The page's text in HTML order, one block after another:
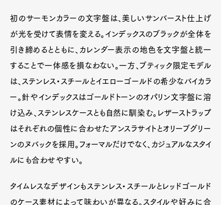
初のサーモンカラーの文字盤は、美しいサンバースト仕上げ
が光を受けて表情を変える。インデックスのブラックが全体を
引き締めるとともに、カレンダー表示の地色を文字盤と統一
することで一体感を損なわない。一方、ブティック限定モデル
は、ステンレス・スチールとイエローゴールドの希少なバイカラ
ー。針やインデックスはゴールドトーンのオパリン文字盤に溶
け込み、ステンレスケースとも自然に馴染む。レザーストラップ
はそれぞれの個性に合わせたアンスラサイトとオリーブグリー
ンのヌバックを採用。フォーマルだけでなく、カジュアルなスタイ
ルにも合わせやすい。
タイムレスなデザインもステンレス・スチールとレッドゴールド
のケース素材によって味わいが異なる。スタイルや好みに合